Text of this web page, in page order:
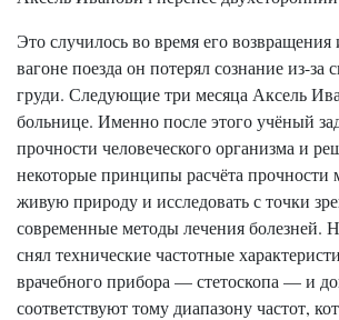
Это случилось во время его
вагоне поезда он потерял сознание из-за
груди. Следующие три месяца Аксель
больнице. Именно после этого учёный
прочности человеческого организма и
некоторые принципы расчёта прочности
живую природу и исследовать с точки
современные методы лечения болезней.
снял технические частотные
врачебного прибора — стетоскопа — и
соответствуют тому диапазону частот,